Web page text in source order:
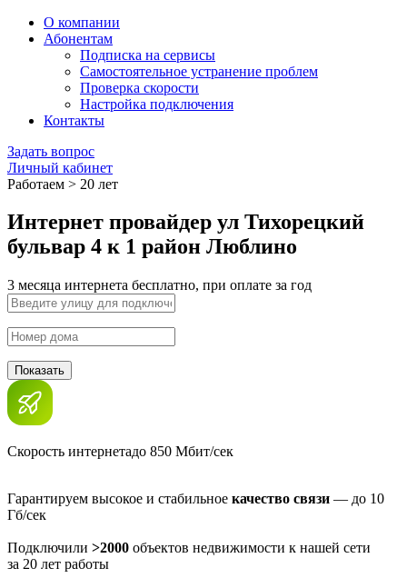
О компании
Абонентам
Подписка на сервисы
Самостоятельное устранение проблем
Проверка скорости
Настройка подключения
Контакты
Задать вопрос
Личный кабинет
Работаем > 20 лет
Интернет провайдер ул Тихорецкий
бульвар 4 к 1 район Люблино
3 месяца интернета бесплатно, при оплате за год
Показать
Скорость интернетадо 850 Мбит/сек
Гарантируем высокое и стабильное качество связи — до 10
Гб/сек
Подключили >2000 объектов недвижимости к нашей сети
за 20 лет работы